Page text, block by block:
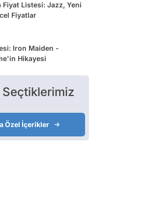
Listesi: Jazz, Yeni
Fiyatlar
Iron Maiden -
Hikayesi
Seçtiklerimiz
Özel İçerikler